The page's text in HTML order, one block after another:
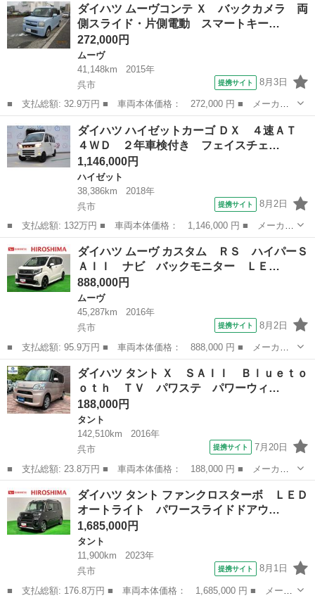
ダイハツ ムーヴコンテ Ｘ バックカメラ 両
側スライド・片側電動 スマートキー…
272,000円
ムーヴ
41,148km
2015年
呉市
提携サイト 8月3日
■ 支払総額: 32.9万円 ■ 車両本体価格： 272,000 円 ■ メーカー
名： ダイハツ ■ 車種名： ムーヴコンテ ■ グレード名： Ｘ
バックカメラ 両側スライド・片側電動 スマートキー アイドリン
グストップ ...
広島 呉市 ムーヴ
ダイハツ ハイゼットカーゴ ＤＸ ４速ＡＴ
４ＷＤ ２年車検付き フェイスチェ…
1,146,000円
ハイゼット
38,386km
2018年
呉市
提携サイト 8月2日
■ 支払総額: 132万円 ■ 車両本体価格： 1,146,000 円 ■ メーカー
名： ダイハツ ■ 車種名： ハイゼットカーゴ ■ グレード名：
ＤＸ ４速ＡＴ ４ＷＤ ２年車検付き フェイスチェンジ ３連マ
ーカーラン...
広島 呉市 ハイゼット
ダイハツ ムーヴ カスタム ＲＳ ハイパーＳ
ＡＩＩ ナビ バックモニター ＬＥ…
888,000円
ムーヴ
45,287km
2016年
呉市
提携サイト 8月2日
■ 支払総額: 95.9万円 ■ 車両本体価格： 888,000 円 ■ メーカー
名： ダイハツ ■ 車種名： ムーヴ ■ グレード名： カスタム
ＲＳ ハイパーＳＡＩＩ ナビ バックモニター ＬＥＤオートハイ
ビーム・フォ...
広島 呉市 ムーヴ
ダイハツ タント Ｘ ＳＡＩＩ Ｂｌｕｅｔｏ
ｏｔｈ ＴＶ パワステ パワーウィ…
188,000円
タント
142,510km
2016年
呉市
提携サイト 7月20日
■ 支払総額: 23.8万円 ■ 車両本体価格： 188,000 円 ■ メーカー
名： ダイハツ ■ 車種名： タント ■ グレード名： Ｘ ＳＡＩ
Ｉ Ｂｌｕｅｔｏｏｔｈ ＴＶ パワステ パワーウィンドウ エア
コン 衝突安...
広島 呉市 タント
ダイハツ タント ファンクロスターボ ＬＥＤ
オートライト パワースライドドアウ…
1,685,000円
タント
11,900km
2023年
呉市
提携サイト 8月1日
■ 支払総額: 176.8万円 ■ 車両本体価格： 1,685,000 円 ■ メーカ